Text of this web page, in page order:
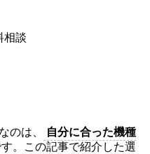
相談
のは、
自分に合った機種
す。この記事で紹介した選